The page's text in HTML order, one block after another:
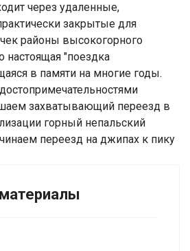
через удаленные,
закрытые для
районы высокогорного
настоящая "поездка
в памяти на многие годы.
захватывающий переезд в
горный непальский
переезд на джипах к пику